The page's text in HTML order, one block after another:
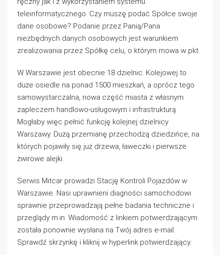
teleinformatycznego. Czy muszę podać Spółce swoje
dane osobowe? Podanie przez Panią/Pana
niezbędnych danych osobowych jest warunkiem
zrealizowania przez Spółkę celu, o którym mowa w pkt.
W Warszawie jest obecnie 18 dzielnic. Kolejowej to
duże osiedle na ponad 1500 mieszkań, a oprócz tego
samowystarczalna, nowa część miasta z własnym
zapleczem handlowo-usługowym i infrastrukturą.
Mogłaby więc pełnić funkcję kolejnej dzielnicy
Warszawy. Dużą przemianę przechodzą dziedzińce, na
których pojawiły się już drzewa, ławeczki i pierwsze
żwirowe alejki.
Serwis Mitcar prowadzi Stację Kontroli Pojazdów w
Warszawie. Nasi uprawnieni diagności samochodowi
sprawnie przeprowadzają pełne badania techniczne i
przeglądy m.in. Wiadomość z linkiem potwierdzającym
została ponownie wysłana na Twój adres e-mail.
Sprawdź skrzynkę i kliknij w hyperlink potwierdzający.